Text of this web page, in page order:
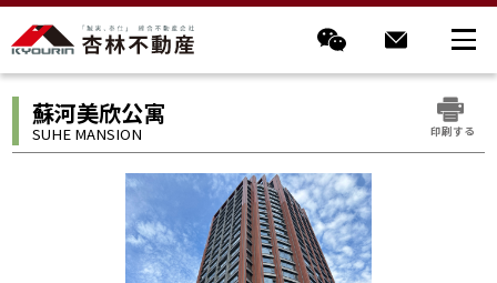
蘇河美欣公寓
SUHE MANSION 印刷する